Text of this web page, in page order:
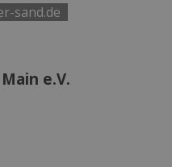
sand.de
e.V.